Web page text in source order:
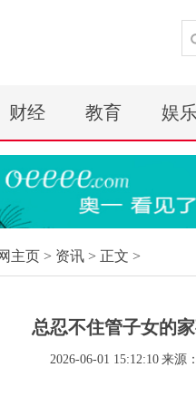
财经 教育 娱乐
主页 > 资讯 > 正文 >
总忍不住管子女的
2026-06-01 15:12:10 来源